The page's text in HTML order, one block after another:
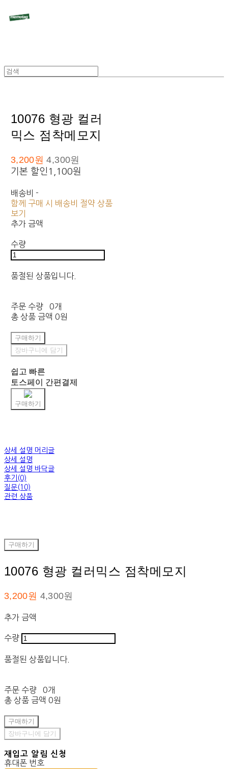
10076 형광 컬러
믹스 점착메모지
3,200원4,300원
기본 할인 1,100원
배송비 -
함께 구매 시 배송비 절약 상품
보기
추가 금액
수량
품절된 상품입니다.
주문 수량
0개
총 상품 금액 0원
구매하기
장바구니에 담기
쉽고 빠른
토스페이 간편결제
구매하기
상세 설명 머리글
상세 설명
상세 설명 바닥글
후기(0)
질문(10)
관련 상품
구매하기
10076 형광 컬러믹스 점착메모지
3,200원 4,300원
추가 금액
수량
품절된 상품입니다.
주문 수량
0개
총 상품 금액 0원
구매하기
장바구니에 담기
재입고 알림 신청
휴대폰 번호